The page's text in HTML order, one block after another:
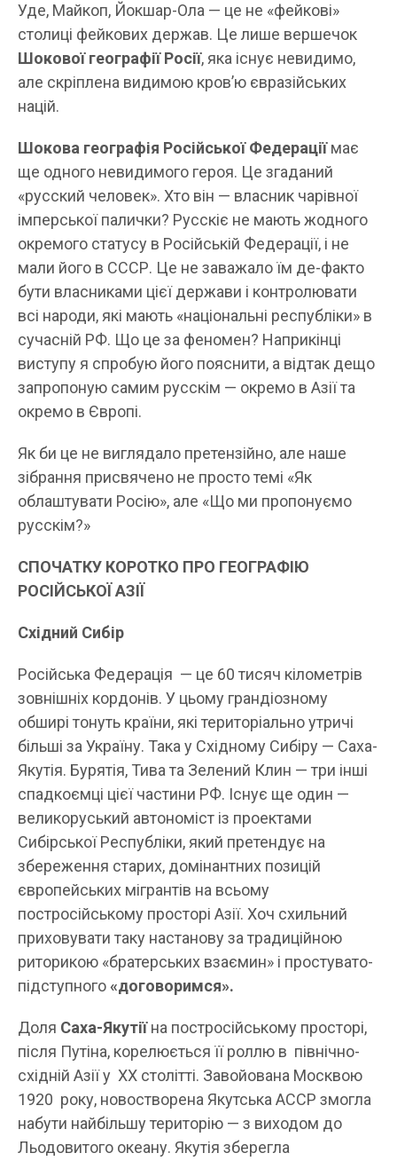
Уде, Майкоп, Йокшар-Ола — це не «фейкові»
столиці фейкових держав. Це лише вершечок
Шокової географії Росії, яка існує невидимо,
але скріплена видимою кров’ю євразійських
націй.
Шокова географія Російської Федераціїмає
ще одного невидимого героя. Це згаданий
«русский человек». Хто він — власник чарівної
імперської палички? Русскіє не мають жодного
окремого статусу в Російській Федерації, і не
мали його в СССР. Це не заважало їм де-факто
бути власниками цієї держави і контролювати
всі народи, які мають «національні республіки» в
сучасній РФ. Що це за феномен? Наприкінці
виступу я спробую його пояснити, а відтак дещо
запропоную самим русскім — окремо в Азії та
окремо в Європі.
Як би це не виглядало претензійно, але наше
зібрання присвячено не просто темі «Як
облаштувати Росію», але «Що ми пропонуємо
русскім?»
СПОЧАТКУ КОРОТКО ПРО ГЕОГРАФІЮ
РОСІЙСЬКОЇ АЗІЇ
Східний Сибір
Російська Федерація — це 60 тисяч кілометрів
зовнішніх кордонів. У цьому грандіозному
обширі тонуть країни, які територіально утричі
більші за Україну. Така у Східному Сибіру — Саха-
Якутія. Бурятія, Тива та Зелений Клин — три інші
спадкоємці цієї частини РФ. Існує ще один —
великоруський автономіст із проектами
Сибірської Республіки, який претендує на
збереження старих, домінантних позицій
європейських мігрантів на всьому
постросійському просторі Азії. Хоч схильний
приховувати таку настанову за традиційною
риторикою «братерських взаємин» і простувато-
підступного«договоримся».
Доля Саха-Якутіїна постросійському просторі,
після Путіна, корелюється її роллю в північно-
східній Азії у ХХ столітті. Завойована Москвою
1920 року, новостворена Якутська АССР змогла
набути найбільшу територію — з виходом до
Льодовитого океану. Якутія зберегла